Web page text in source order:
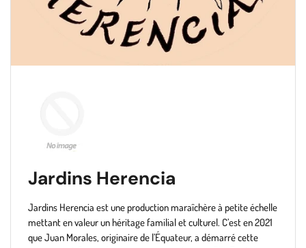
Jardins Herencia
Jardins Herencia est une production maraîchère à petite échelle
mettant en valeur un héritage familial et culturel. C’est en 2021
que Juan Morales, originaire de l’Équateur, a démarré cette